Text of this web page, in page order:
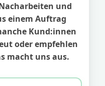
und
einem Auftrag
Kund:innen
oder empfehlen
macht uns aus.